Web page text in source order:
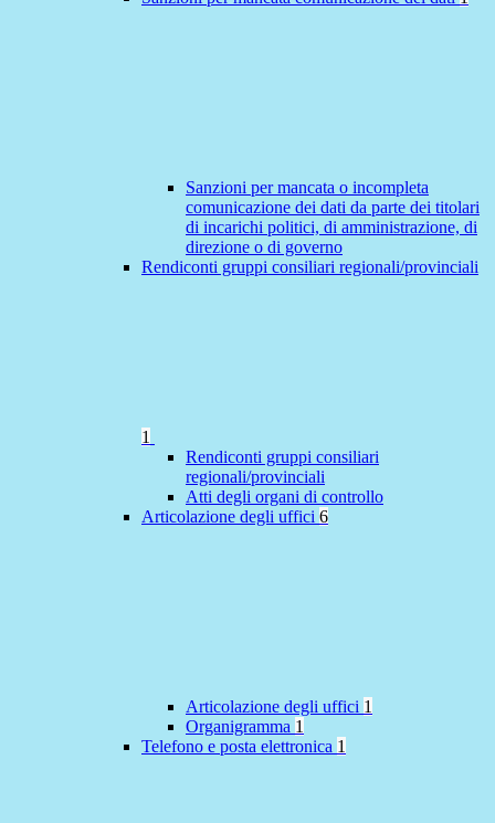
Sanzioni per mancata o incompleta
comunicazione dei dati da parte dei titolari
di incarichi politici, di amministrazione, di
direzione o di governo
Rendiconti gruppi consiliari regionali/provinciali
1
Rendiconti gruppi consiliari
regionali/provinciali
Atti degli organi di controllo
Articolazione degli uffici 6
Articolazione degli uffici 1
Organigramma 1
Telefono e posta elettronica 1